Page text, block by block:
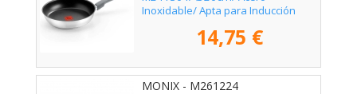
Inoxidable/ Apta para Inducción
14,75 €
MONIX - M261224